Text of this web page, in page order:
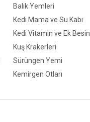
Balık Yemleri
Kedi Mama ve Su Kabı
Kedi Vitamin ve Ek Besin
Kuş Krakerleri
Sürüngen Yemi
Kemirgen Otları